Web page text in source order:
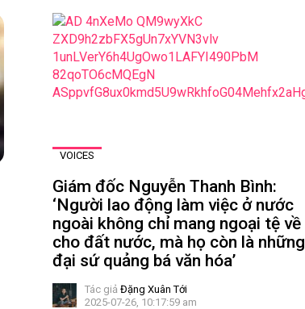
VOICES
Giám đốc Nguyễn Thanh Bình:
‘Người lao động làm việc ở nước
ngoài không chỉ mang ngoại tệ về
cho đất nước, mà họ còn là những
đại sứ quảng bá văn hóa’
Tác giả Đặng Xuân Tới
2025-07-26, 10:17:59 am